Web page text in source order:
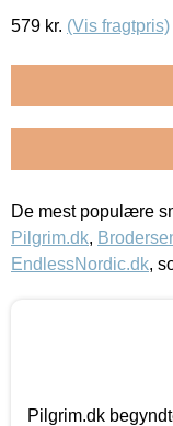
579 kr. (Vis fragtpris)
De mest populære
Pilgrim.dk,
EndlessNordic.dk,
Pilgrim.dk